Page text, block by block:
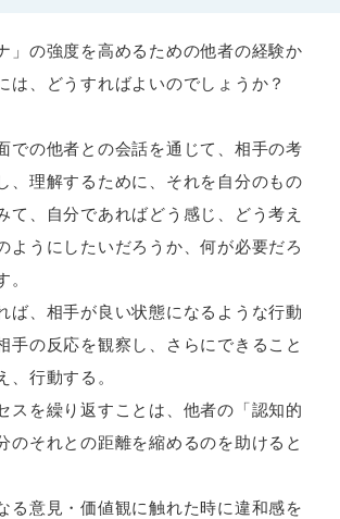
」の強度を高めるための他者の経験か
は、どうすればよいのでしょうか？
での他者との会話を通じて、相手の考
、理解するために、それを自分のもの
て、自分であればどう感じ、どう考え
ようにしたいだろうか、何が必要だろ
。
ば、相手が良い状態になるような行動
手の反応を観察し、さらにできること
、行動する。
スを繰り返すことは、他者の「認知的
のそれとの距離を縮めるのを助けると
る意見・価値観に触れた時に違和感を